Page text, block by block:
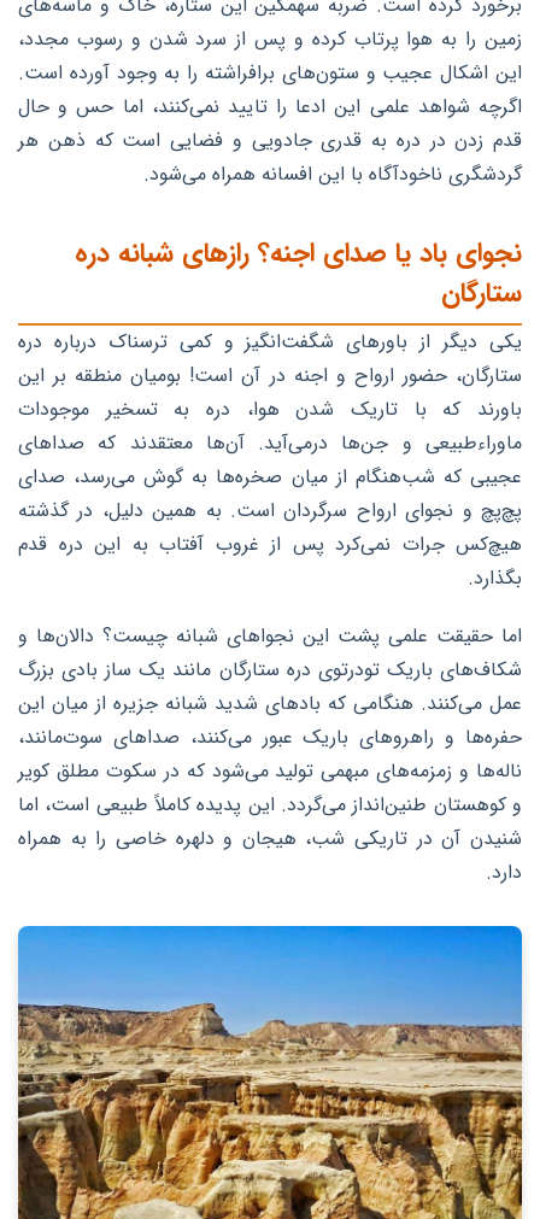
زمین را به هوا پرتاب کرده و پس از سرد شدن و رسوب مجدد،
این اشکال عجیب و ستون‌های برافراشته را به وجود آورده است.
اگرچه شواهد علمی این ادعا را تایید نمی‌کنند، اما حس و حال
قدم زدن در دره به قدری جادویی و فضایی است که ذهن هر
گردشگری ناخودآگاه با این افسانه همراه می‌شود.
نجوای باد یا صدای اجنه؟ رازهای شبانه دره
ستارگان
یکی دیگر از باورهای شگفت‌انگیز و کمی ترسناک درباره دره
ستارگان، حضور ارواح و اجنه در آن است! بومیان منطقه بر این
باورند که با تاریک شدن هوا، دره به تسخیر موجودات
ماوراءطبیعی و جن‌ها درمی‌آید. آن‌ها معتقدند که صداهای
عجیبی که شب‌هنگام از میان صخره‌ها به گوش می‌رسد، صدای
پچ‌پچ و نجوای ارواح سرگردان است. به همین دلیل، در گذشته
هیچ‌کس جرات نمی‌کرد پس از غروب آفتاب به این دره قدم
بگذارد.
اما حقیقت علمی پشت این نجواهای شبانه چیست؟ دالان‌ها و
شکاف‌های باریک تودرتوی دره ستارگان مانند یک ساز بادی بزرگ
عمل می‌کنند. هنگامی که بادهای شدید شبانه جزیره از میان این
حفره‌ها و راهروهای باریک عبور می‌کنند، صداهای سوت‌مانند،
ناله‌ها و زمزمه‌های مبهمی تولید می‌شود که در سکوت مطلق کویر
و کوهستان طنین‌انداز می‌گردد. این پدیده کاملاً طبیعی است، اما
شنیدن آن در تاریکی شب، هیجان و دلهره خاصی را به همراه
دارد.